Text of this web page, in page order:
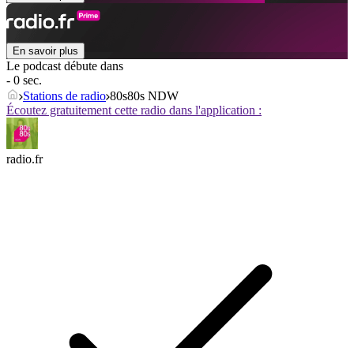
En savoir plus
Le podcast débute dans
- 0 sec.
Stations de radio 80s80s NDW
Écoutez gratuitement cette radio dans l'application :
radio.fr